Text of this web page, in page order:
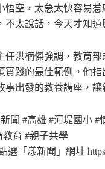
悟空，太急太快容易
不太說話，今天才知
任洪楠傑強調，教育
實踐的最佳範例。他
事出發的教養講座，
新聞 #高雄 #河堤國小
育 #親子共學
選「漾新聞」網址